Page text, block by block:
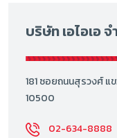
บริษัท เอไอเอ
181 ซอยถนนสุรวงศ์ แ
10500
02-634-8888